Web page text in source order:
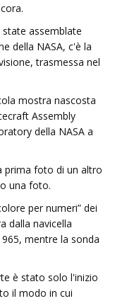
assemblate
della NASA, c'è la
trasmessa nel
mostra nascosta
Assembly
della NASA a
prima foto di un altro
una foto.
per numeri” dei
dalla navicella
mentre la sonda
è stato solo l'inizio
il modo in cui